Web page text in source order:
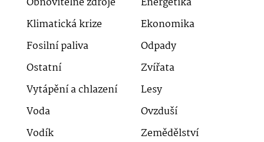
Klimatická krize
Ekonomika
Fosilní paliva
Odpady
Ostatní
Zvířata
Vytápění a chlazení
Lesy
Voda
Ovzduší
Vodík
Zemědělství